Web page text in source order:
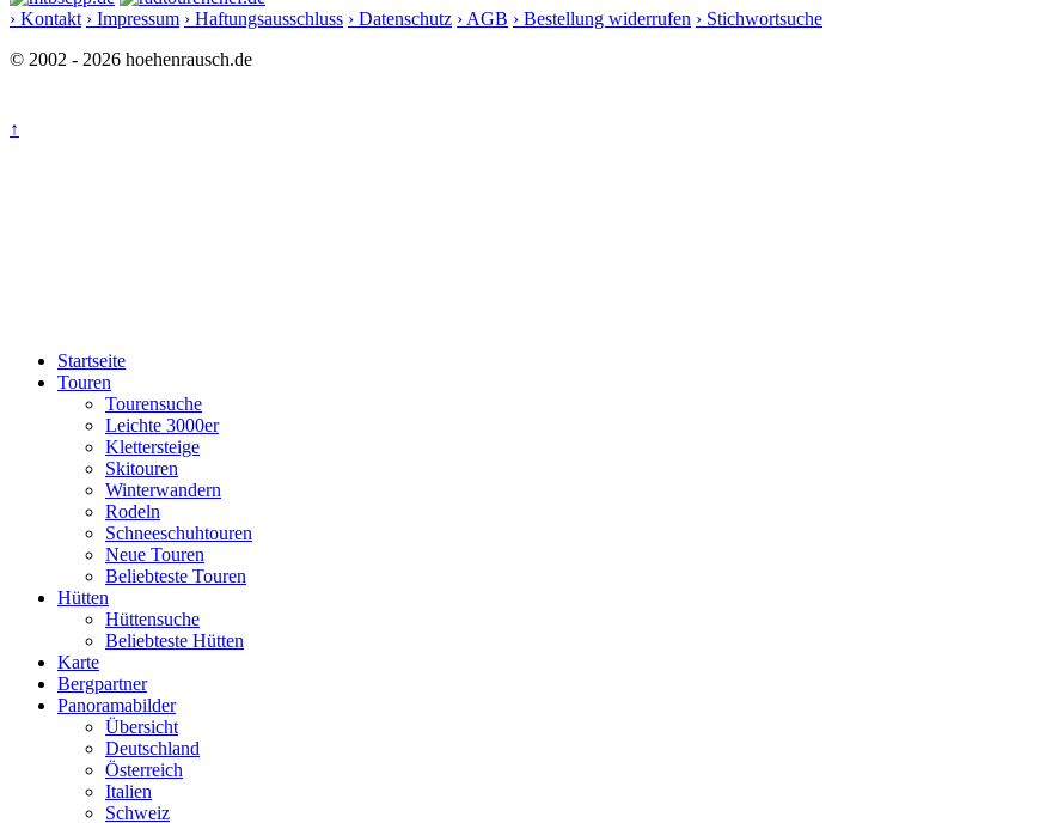
› Kontakt › Impressum › Haftungsausschluss › Datenschutz › AGB › Bestellung widerrufen › Stichwortsuche
© 2002 - 2026 hoehenrausch.de
↑
Startseite
Touren
Tourensuche
Leichte 3000er
Klettersteige
Skitouren
Winterwandern
Rodeln
Schneeschuhtouren
Neue Touren
Beliebteste Touren
Hütten
Hüttensuche
Beliebteste Hütten
Karte
Bergpartner
Panoramabilder
Übersicht
Deutschland
Österreich
Italien
Schweiz